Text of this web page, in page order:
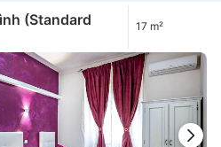
(Standard
17 m²